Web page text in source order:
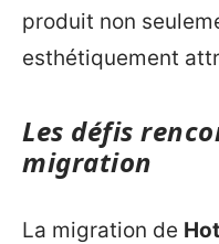
produit non
esthétiquement
Les défis
migration
La migration de